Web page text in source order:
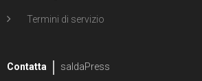
Termini di servizio
Contatta saldaPress